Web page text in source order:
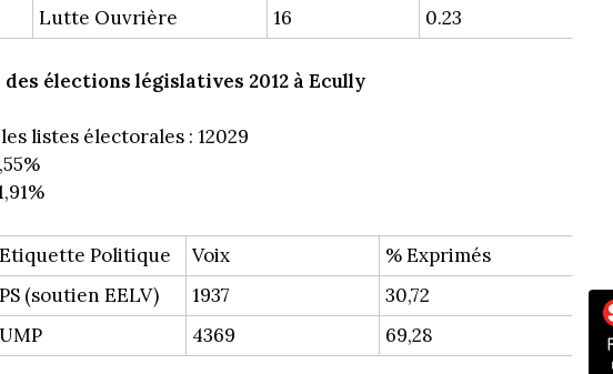
Lutte Ouvrière 16 0.23
élections législatives 2012 à Ecully
listes électorales : 12029
Etiquette Politique Voix
% Exprimés
PS (soutien EELV) 1937
30,72
UMP 4369 69,28